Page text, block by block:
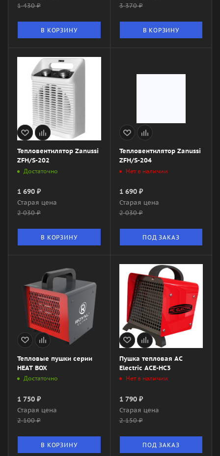
1 430₽
В КОРЗИНУ
3 370₽
В КОРЗИНУ
Тепловентилятор Zanussi
ZFH/S-202
Достаточно
1 690 ₽
Старая цена
2 030₽
В КОРЗИНУ
Тепловентилятор Zanussi
ZFH/S-204
Нет в наличии
1 690₽
Старая цена
2 030₽
ПОД ЗАКАЗ
Тепловые пушки серии
HEAT BOX
Достаточно
1 750 ₽
Старая цена
2 100₽
В КОРЗИНУ
Пушка тепловая AC
Electric ACE-HC3
Нет в наличии
1 790₽
Старая цена
2 150₽
ПОД ЗАКАЗ